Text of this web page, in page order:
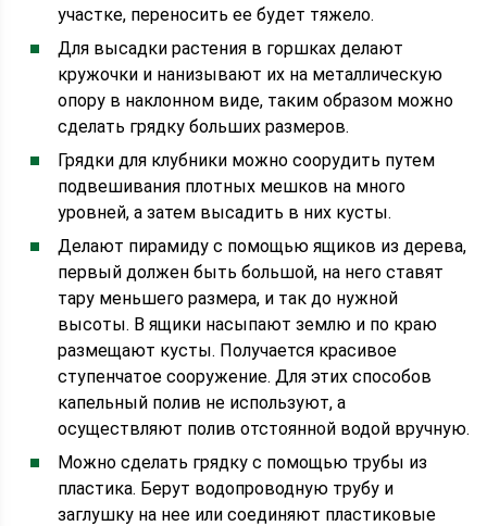
участке, переносить ее будет тяжело.
Для высадки растения в горшках делают
кружочки и нанизывают их на металлическую
опору в наклонном виде, таким образом можно
сделать грядку больших размеров.
Грядки для клубники можно соорудить путем
подвешивания плотных мешков на много
уровней, а затем высадить в них кусты.
Делают пирамиду с помощью ящиков из дерева,
первый должен быть большой, на него ставят
тару меньшего размера, и так до нужной
высоты. В ящики насыпают землю и по краю
размещают кусты. Получается красивое
ступенчатое сооружение. Для этих способов
капельный полив не используют, а
осуществляют полив отстоянной водой вручную.
Можно сделать грядку с помощью трубы из
пластика. Берут водопроводную трубу и
заглушку на нее или соединяют пластиковые